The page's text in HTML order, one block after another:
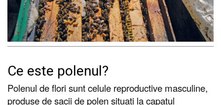
Ce este polenul?
Polenul de flori sunt celule reproductive masculine,
produse de sacii de polen situati la capatul